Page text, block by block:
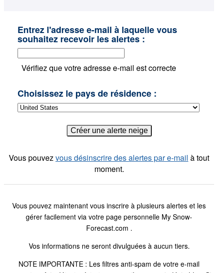
Entrez l'adresse e-mail à laquelle vous
souhaitez recevoir les alertes :
Vérifiez que votre adresse e-mail est correcte
Choisissez le pays de résidence :
Vous pouvezvous désinscrire des alertes par e-mail à tout
moment.
Vous pouvez maintenant vous inscrire à plusieurs alertes et les
gérer facilement via votre page personnelle My Snow-
Forecast.com .
Vos informations ne seront divulguées à aucun tiers.
NOTE IMPORTANTE : Les filtres anti-spam de votre e-mail